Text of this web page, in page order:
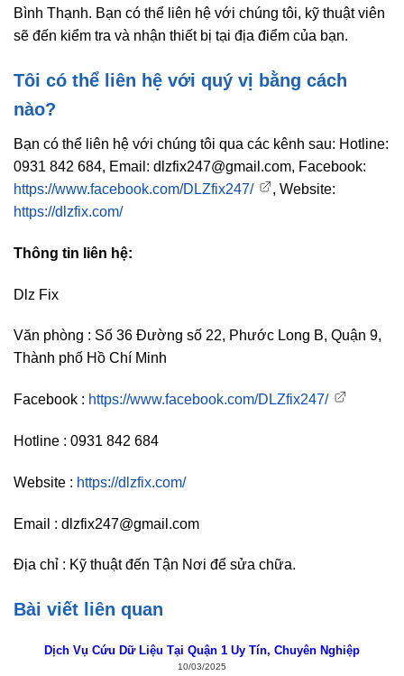
Bình Thạnh. Bạn có thể liên hệ với chúng tôi, kỹ thuật viên
sẽ đến kiểm tra và nhận thiết bị tại địa điểm của bạn.
Tôi có thể liên hệ với quý vị bằng cách
nào?
Bạn có thể liên hệ với chúng tôi qua các kênh sau: Hotline:
0931 842 684, Email: dlzfix247@gmail.com, Facebook:
https://www.facebook.com/DLZfix247/
, Website:
https://dlzfix.com/
Thông tin liên hệ:
Dlz Fix
Văn phòng : Số 36 Đường số 22, Phước Long B, Quận 9,
Thành phố Hồ Chí Minh
Facebook : https://www.facebook.com/DLZfix247/
Hotline : 0931 842 684
Website : https://dlzfix.com/
Email : dlzfix247@gmail.com
Địa chỉ : Kỹ thuật đến Tận Nơi để sửa chữa.
Bài viết liên quan
Dịch Vụ Cứu Dữ Liệu Tại Quận 1 Uy Tín, Chuyên Nghiệp
10/03/2025